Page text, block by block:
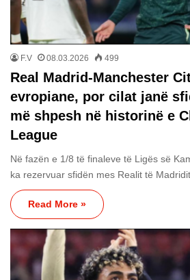
F.V 08.03.2026 499
Real Madrid-Manchester
evropiane, por cilat janë
më shpesh në historinë e
League
Në fazën e 1/8 të finaleve të Ligës së
ka rezervuar sfidën mes Realit të
Read More »